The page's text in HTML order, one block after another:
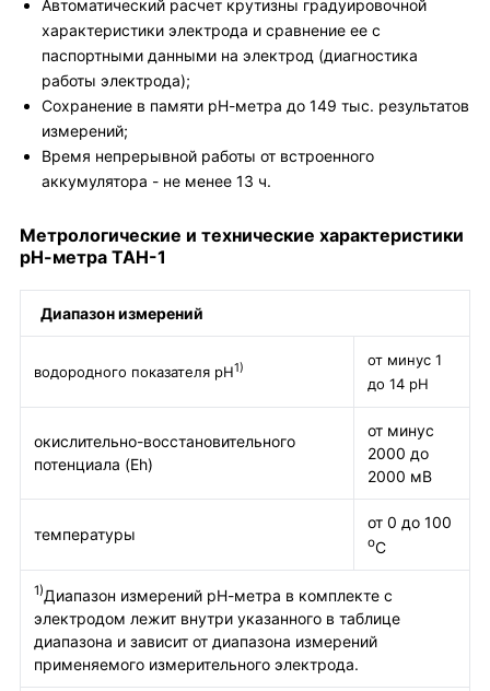
Автоматический расчет крутизны градуировочной
характеристики электрода и сравнение ее с
паспортными данными на электрод (диагностика
работы электрода);
Сохранение в памяти рН-метра до 149 тыс. результатов
измерений;
Время непрерывной работы от встроенного
аккумулятора - не менее 13 ч.
Метрологические и технические характеристики
рН-метра ТАН-1
Диапазон измерений
водородного показателя рН1)
от минус 1
до 14 рН
окислительно-восстановительного
потенциала (Eh)
от минус
2000 до
2000 мВ
температуры
от 0 до 100
оС
1)Диапазон измерений рН-метра в комплекте с
электродом лежит внутри указанного в таблице
диапазона и зависит от диапазона измерений
применяемого измерительного электрода.